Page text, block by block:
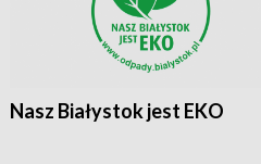
Nasz Białystok jest EKO